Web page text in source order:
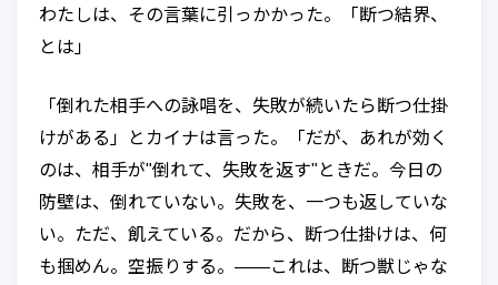
わたしは、その言葉に引っかかった。「断つ結界、
とは」
「倒れた相手への詠唱を、失敗が続いたら断つ仕掛
けがある」とカイナは言った。「だが、あれが効く
のは、相手が"倒れて、失敗を返す"ときだ。今日の
防壁は、倒れていない。失敗を、一つも返していな
い。ただ、飢えている。だから、断つ仕掛けは、何
も掴めん。空振りする。——これは、断つ獣じゃな